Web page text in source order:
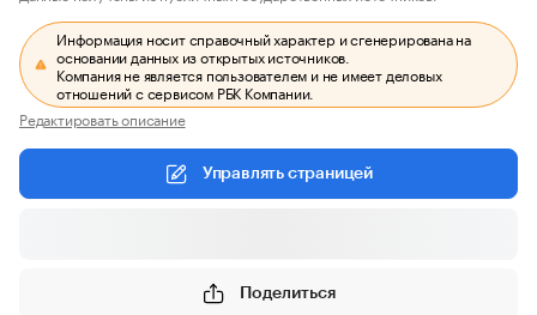
Информация носит справочный характер и сгенерирована на
основании данных из открытых источников.
Компания не является пользователем и не имеет деловых
отношений с сервисом РБК Компании.
Редактировать описание
Управлять страницей
Поделиться